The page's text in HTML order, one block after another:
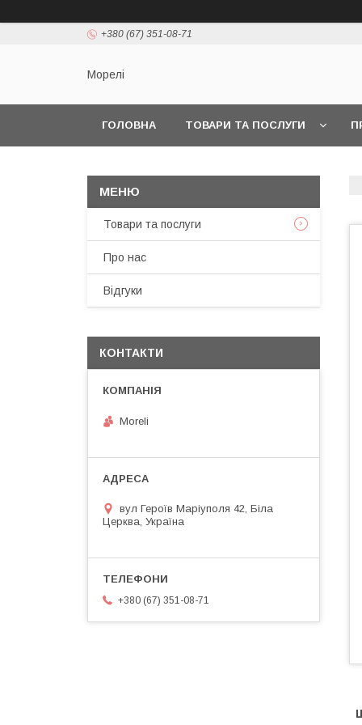
+380 (67) 351-08-71
Морелі
ГОЛОВНА ТОВАРИ ТА ПОСЛУГИ
Товари та послуги
Про нас
Відгуки
КОНТАКТИ
Moreli
вул Героїв Маріуполя 42, Біла
Церква, Україна
+380 (67) 351-08-71